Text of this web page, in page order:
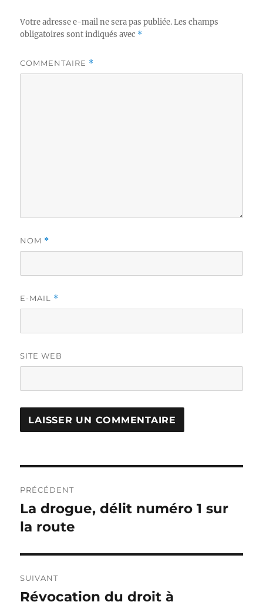
Votre adresse e-mail ne sera pas publiée. Les champs
obligatoires sont indiqués avec *
COMMENTAIRE *
NOM *
E-MAIL *
SITE WEB
de
l’article
PRÉCÉDENT
Publication
précédente :
La drogue, délit numéro 1 sur
la route
SUIVANT
Publication
Révocation du droit à